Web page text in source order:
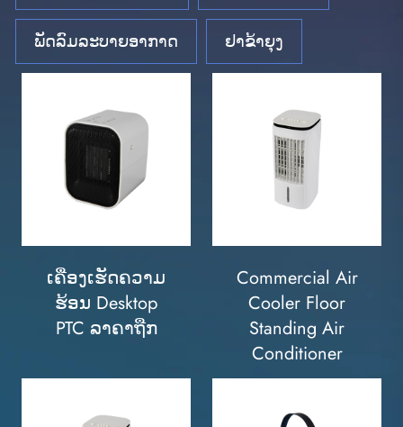
ພັດລົມລະບາຍອາກາດ ຢາຂ້າຍຸງ
ເຄື່ອງເຮັດຄວາມ
ຮ້ອນ Desktop
PTC ລາຄາຖືກ
Commercial Air
Cooler Floor
Standing Air
Conditioner